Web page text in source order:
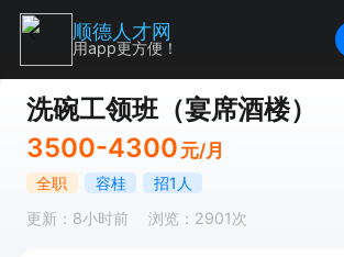
洗碗工领班（宴席酒楼）
3500-4300 元/月
全职 容桂
招1人
更新：8小时前
浏览：2901次
顺德人才网
用app更方便！